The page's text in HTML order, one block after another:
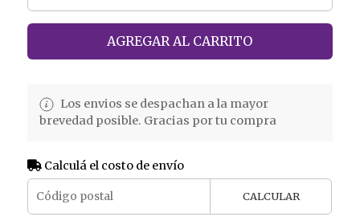
AGREGAR AL CARRITO
Los envios se despachan a la mayor
brevedad posible. Gracias por tu compra
Calculá el costo de envío
CALCULAR